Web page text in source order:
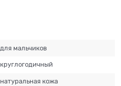
для мальчиков
круглогодичный
натуральная кожа